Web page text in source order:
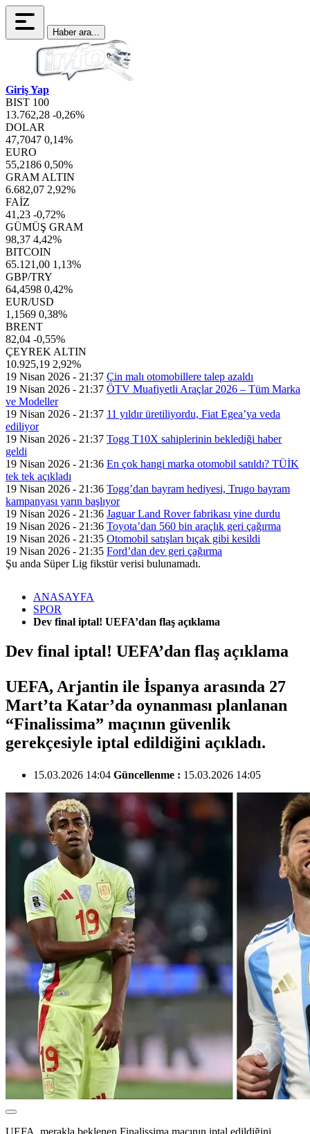
Haber ara...
Giriş Yap
BIST 100
13.762,28 -0,26%
DOLAR
47,7047 0,14%
EURO
55,2186 0,50%
GRAM ALTIN
6.682,07 2,92%
FAİZ
41,23 -0,72%
GÜMÜŞ GRAM
98,37 4,42%
BITCOIN
65.121,00 1,13%
GBP/TRY
64,4598 0,42%
EUR/USD
1,1569 0,38%
BRENT
82,04 -0,55%
ÇEYREK ALTIN
10.925,19 2,92%
19 Nisan 2026 - 21:37 Çin malı otomobillere talep azaldı
19 Nisan 2026 - 21:37 ÖTV Muafiyetli Araçlar 2026 – Tüm Marka
ve Modeller
19 Nisan 2026 - 21:37 11 yıldır üretiliyordu, Fiat Egea’ya veda
ediliyor
19 Nisan 2026 - 21:37 Togg T10X sahiplerinin beklediği haber
geldi
19 Nisan 2026 - 21:36 En çok hangi marka otomobil satıldı? TÜİK
tek tek açıkladı
19 Nisan 2026 - 21:36 Togg’dan bayram hediyesi, Trugo bayram
kampanyası yarın başlıyor
19 Nisan 2026 - 21:36 Jaguar Land Rover fabrikası yine durdu
19 Nisan 2026 - 21:36 Toyota’dan 560 bin araçlık geri çağırma
19 Nisan 2026 - 21:35 Otomobil satışları bıçak gibi kesildi
19 Nisan 2026 - 21:35 Ford’dan dev geri çağırma
Şu anda Süper Lig fikstür verisi bulunamadı.
ANASAYFA
SPOR
Dev final iptal! UEFA’dan flaş açıklama
Dev final iptal! UEFA’dan flaş açıklama
UEFA, Arjantin ile İspanya arasında 27
Mart’ta Katar’da oynanması planlanan
“Finalissima” maçının güvenlik
gerekçesiyle iptal edildiğini açıkladı.
15.03.2026 14:04 Güncellenme : 15.03.2026 14:05
UEFA, merakla beklenen Finalissima maçının iptal edildiğini